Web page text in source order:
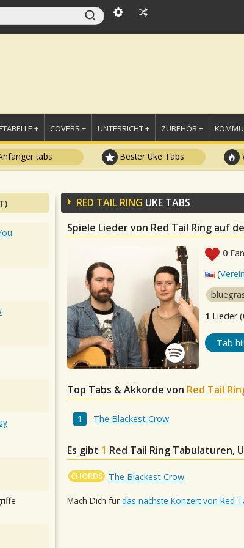
+ COVERS + UNTERRICHT + ZUBEHÖR +
tabs Bester Uke Tabs
RED TAIL RING UKE TABS
Spiele Lieder von Red Tail Ring auf
0
(
1 Lieder
Tab
Top Tabs & Akkorde von Red Tail
The Blackest Crow
Es gibt 1 Red Tail Ring Tabulaturen,
CHORDS The Blackest Crow
Mach Dich für das nächste Konzert von Red